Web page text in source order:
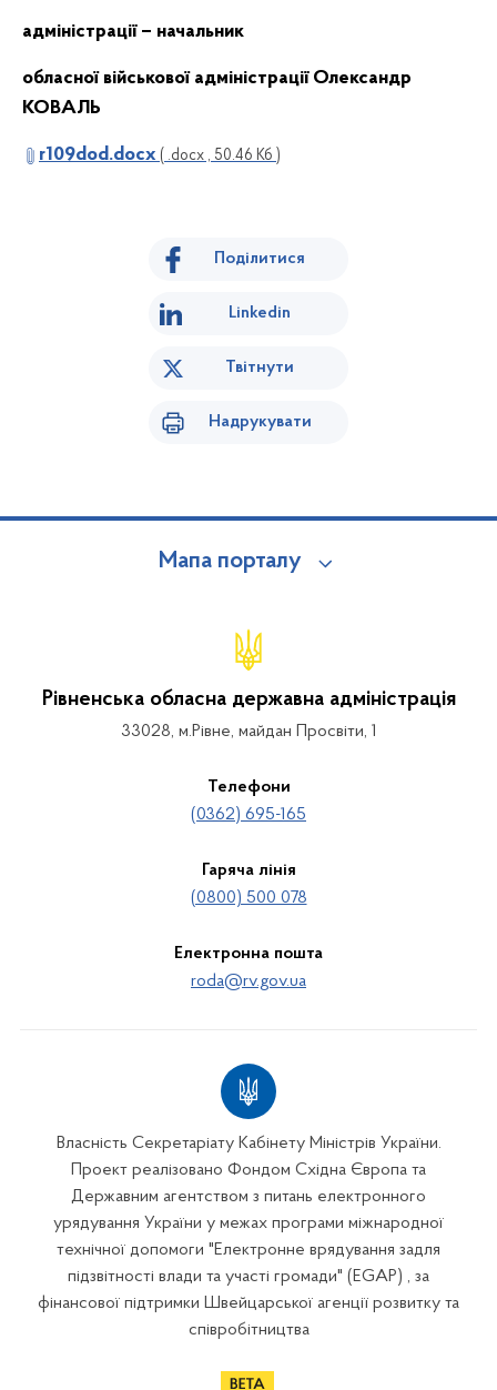
адміністрації – начальник
обласної військової адміністрації Олександр
КОВАЛЬ
r109dod.docx ( .docx , 50.46 Кб )
Поділитися
Linkedin
Твітнути
Надрукувати
Мапа порталу
Рівненська обласна державна адміністрація
33028, м.Рівне, майдан Просвіти, 1
Телефони
(0362) 695-165
Гаряча лінія
(0800) 500 078
Електронна пошта
roda@rv.gov.ua
Власність Секретаріату Кабінету Міністрів України.
Проект реалізовано Фондом Східна Європа та
Державним агентством з питань електронного
урядування України у межах програми міжнародної
технічної допомоги "Електронне врядування задля
підзвітності влади та участі громади" (EGAP) , за
фінансової підтримки Швейцарської агенції розвитку та
співробітництва